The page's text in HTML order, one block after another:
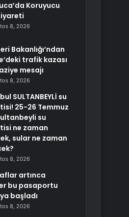
Koruyucu
8, 2026
Bakanlığı’ndan
trafik kazası
mesajı
8, 2026
SULTANBEYLİ su
25-26 Temmuz
su
ne zaman
sular ne zaman
8, 2026
artınca
bu pasaportu
başladı
8, 2026